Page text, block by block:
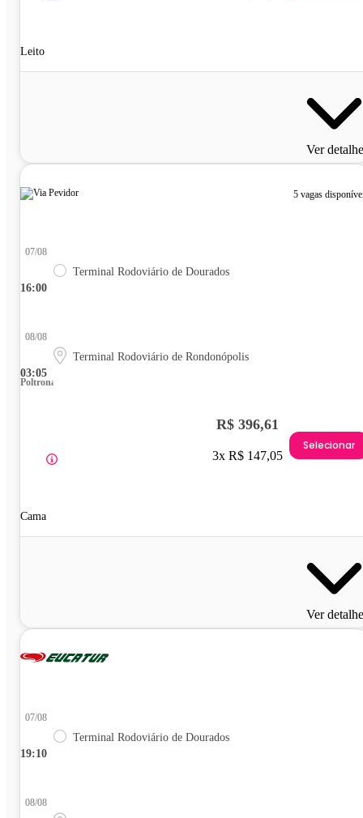
Leito
Ver
5 vagas
16:00
07/08
Terminal Rodoviário de Dourados
03:05
08/08
Terminal Rodoviário de Rondonópolis
Poltrona
Cama
R$ 396,61
3x R$ 147,05
Selecionar
Ver
19:10
07/08
Terminal Rodoviário de Dourados
08/08